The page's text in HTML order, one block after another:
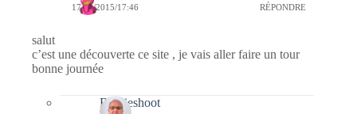
17/03/2015/17:46 RÉPONDRE
salut
c’est une découverte ce site , je vais aller faire un tour
bonne journée
Bernieshoot